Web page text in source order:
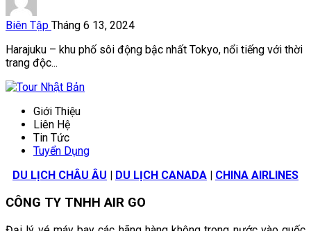
Biên Tập Tháng 6 13, 2024
Harajuku – khu phố sôi động bậc nhất Tokyo, nổi tiếng với thời
trang độc...
Giới Thiệu
Liên Hệ
Tin Tức
Tuyển Dụng
DU LỊCH CHÂU ÂU
DU LỊCH CANADA CHINA AIRLINES
CÔNG TY TNHH AIR GO